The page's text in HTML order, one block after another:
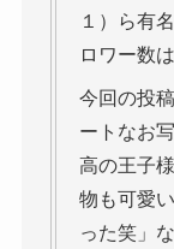
１）ら有
ロワー数
今回の投
ートなお
高の王子
物も可愛
った笑」